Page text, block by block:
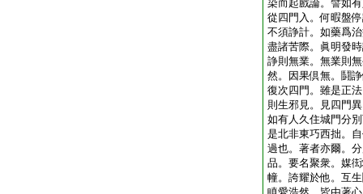
染而起戲論。譬如
從四門入。何暇盤
不須諍計。如藥爲
盡諸苦際。眞明發
諍則無業。無業則
然。因果倶無。鬪
復次四門。雖是正
則生邪見。見四門
如有人久住城門分
是北非東巧西拙。
過也。著者亦爾。
品。要名聚衆。媒
幢。誇耀於他。互